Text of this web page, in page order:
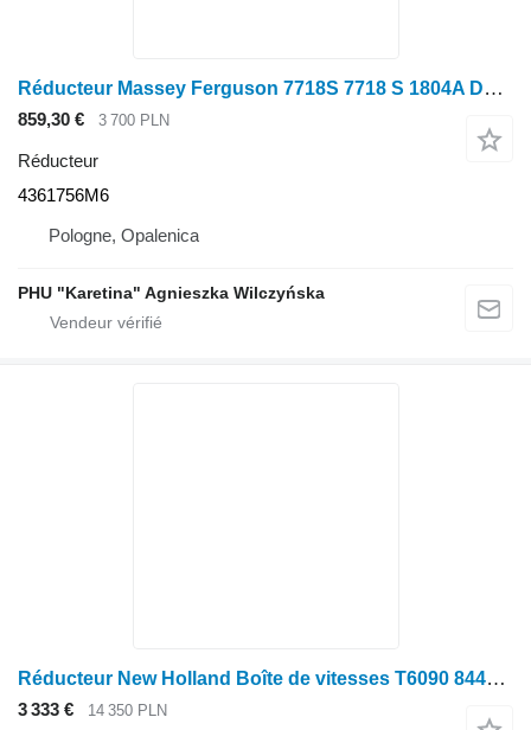
Réducteur Massey Ferguson 7718S 7718 S 1804A DYNA 6 Multiplicateur de porteuse PIÈCES 4361756M6 pour tracteur à roues Massey Ferguson 7718S
859,30 € 3 700 PLN
Réducteur
4361756M6
Pologne, Opalenica
PHU "Karetina" Agnieszka Wilczyńska
Réducteur New Holland Boîte de vitesses T6090 84402198 pour tracteur à roues New Holland T6090
3 333 € 14 350 PLN